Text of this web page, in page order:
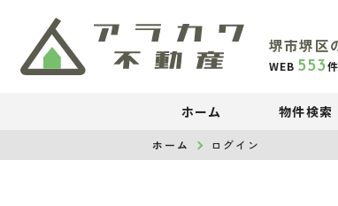
堺市堺区
WEB 553件
ホーム 物件検索
ホーム ログイン